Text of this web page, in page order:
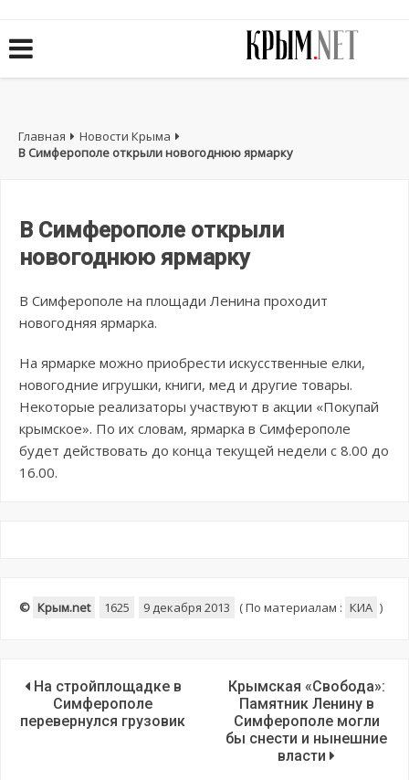
Главная
Новости Крыма
В Симферополе открыли новогоднюю ярмарку
В Симферополе открыли
новогоднюю ярмарку
В Симферополе на площади Ленина проходит
новогодняя ярмарка.
На ярмарке можно приобрести искусственные елки,
новогодние игрушки, книги, мед и другие товары.
Некоторые реализаторы участвуют в акции «Покупай
крымское». По их словам, ярмарка в Симферополе
будет действовать до конца текущей недели с 8.00 до
16.00.
© Крым.net 1625 9 декабря 2013 (По материалам : КИА )
На стройплощадке в
Симферополе
перевернулся грузовик
Крымская «Свобода»:
Памятник Ленину в
Симферополе могли
бы снести и нынешние
власти